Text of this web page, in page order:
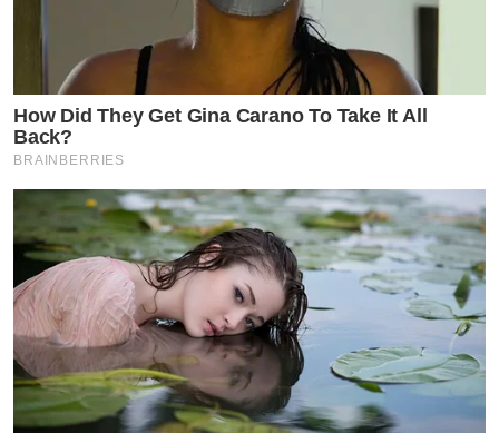
How Did They Get Gina Carano To Take It All
Back?
BRAINBERRIES